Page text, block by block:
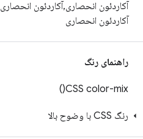
آکاردئون انحصاری,آکاردئون انحصاری
آکاردئون انحصاری
راهنمای رنگ
CSS color-mix(
)
رنگ CSS با وضوح بالا